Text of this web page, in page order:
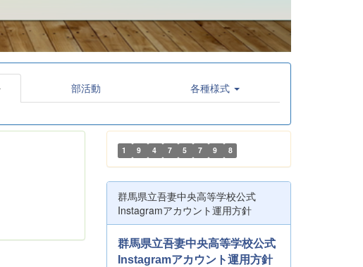
部活動 各種様式
1 9 4 7 5 7 9 8
群馬県立吾妻中央高等学校公式
Instagramアカウント運用方針
群馬県立吾妻中央高等学校公式
Instagramアカウント運用方針